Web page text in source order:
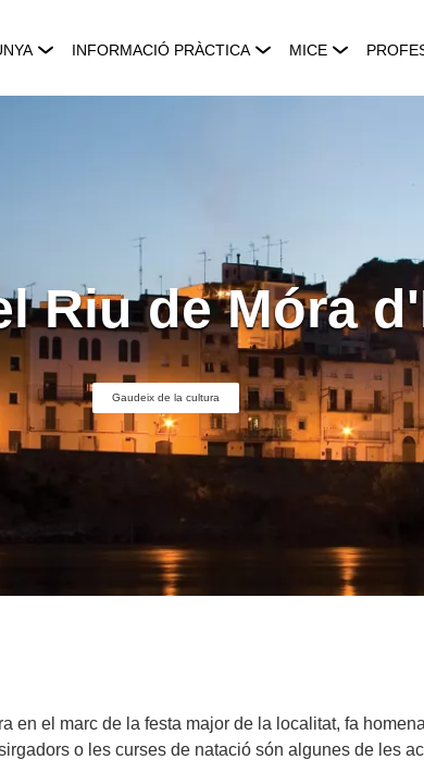
INFORMACIÓ PRÀCTICA MICE
Riu de Móra
Gaudeix de la cultura
en el marc de la festa major de la localitat, fa
o les curses de natació són algunes de les